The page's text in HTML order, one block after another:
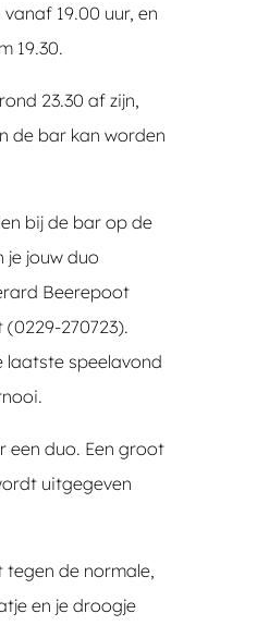
19.00 uur, en
19.30.
23.30 af zijn,
de bar kan worden
bij de bar op de
je jouw duo
Beerepoot
(0229-270723).
laatste speelavond
een duo. Een groot
uitgegeven
tegen de normale,
en je droogje